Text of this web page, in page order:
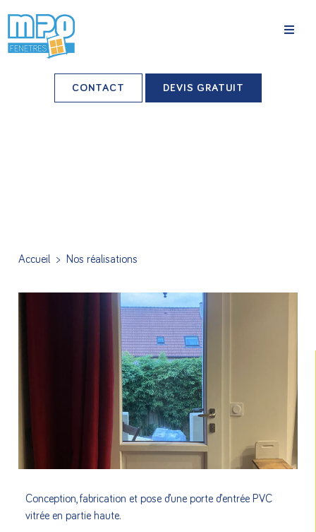
Nos agences
Nos produits
CONTACT DEVIS GRATUIT
Accueil > Nos réalisations
Conception, fabrication et pose d’une porte d’entrée PVC
vitrée en partie haute.